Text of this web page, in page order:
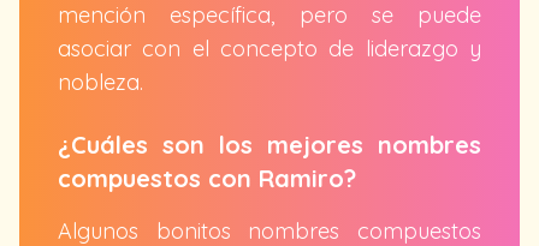
mención específica, pero se puede
asociar con el concepto de liderazgo y
nobleza.
¿Cuáles son los mejores nombres
compuestos con Ramiro?
Algunos bonitos nombres compuestos